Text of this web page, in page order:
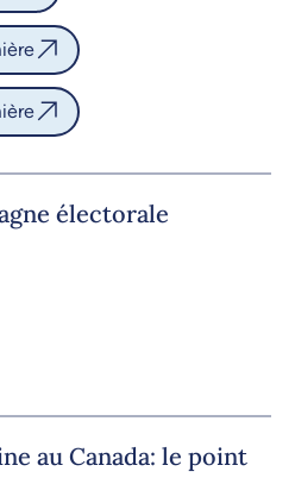
électorale
au Canada: le point